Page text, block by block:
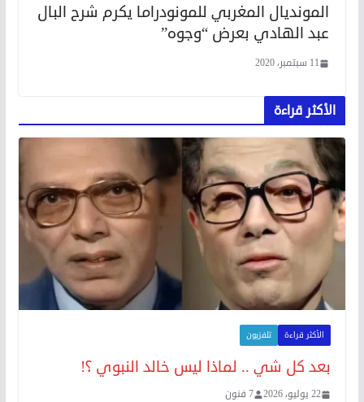
المونديال المغربي للمونودراما يكرم شرح البال
عبد الهادي بعرض “وجوه”
11 سبتمبر، 2020
الأكثر قراءة
الأكثر قراءة تلفزيون
بعد كل شي .. لماذا ليس خالد النبوي ؟!
22 يوليو، 2026 7 فنون